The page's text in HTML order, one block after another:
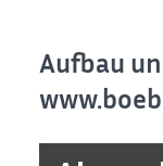
Aufbau